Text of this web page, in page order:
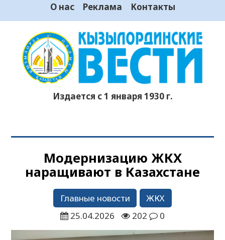
О нас Реклама Контакты
Издается с 1 января 1930 г.
Модернизацию ЖКХ
наращивают в Казахстане
Главные новости
ЖКХ
25.04.2026
202 0